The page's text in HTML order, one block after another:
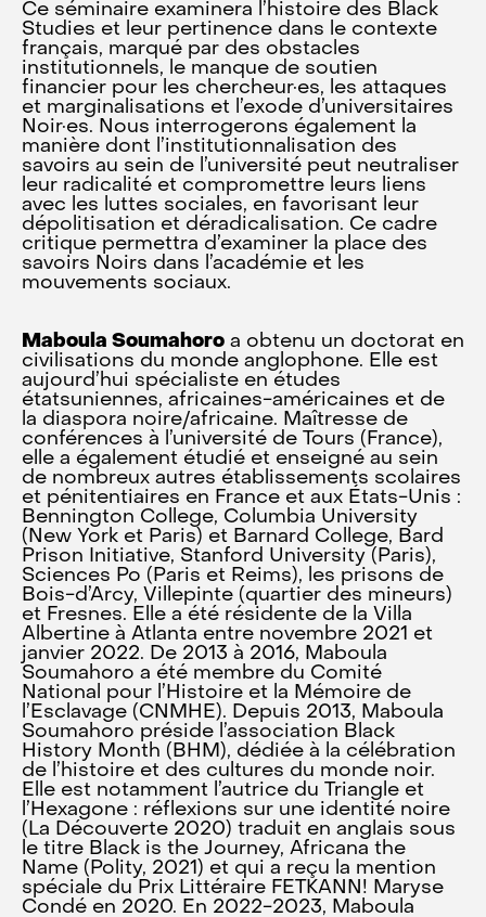
Ce séminaire examinera l’histoire des Black
Studies et leur pertinence dans le contexte
français, marqué par des obstacles
institutionnels, le manque de soutien
financier pour les chercheur·es, les attaques
et marginalisations et l’exode d’universitaires
Noir·es. Nous interrogerons également la
manière dont l’institutionnalisation des
savoirs au sein de l’université peut neutraliser
leur radicalité et compromettre leurs liens
avec les luttes sociales, en favorisant leur
dépolitisation et déradicalisation. Ce cadre
critique permettra d’examiner la place des
savoirs Noirs dans l’académie et les
mouvements sociaux.
Maboula Soumahoro a obtenu un doctorat en
civilisations du monde anglophone. Elle est
aujourd’hui spécialiste en études
étatsuniennes, africaines-américaines et de
la diaspora noire/africaine. Maîtresse de
conférences à l’université de Tours (France),
elle a également étudié et enseigné au sein
de nombreux autres établissements scolaires
et pénitentiaires en France et aux États-Unis :
Bennington College, Columbia University
(New York et Paris) et Barnard College, Bard
Prison Initiative, Stanford University (Paris),
Sciences Po (Paris et Reims), les prisons de
Bois-d’Arcy, Villepinte (quartier des mineurs)
et Fresnes. Elle a été résidente de la Villa
Albertine à Atlanta entre novembre 2021 et
janvier 2022. De 2013 à 2016, Maboula
Soumahoro a été membre du Comité
National pour l’Histoire et la Mémoire de
l’Esclavage (CNMHE). Depuis 2013, Maboula
Soumahoro préside l’association Black
History Month (BHM), dédiée à la célébration
de l’histoire et des cultures du monde noir.
Elle est notamment l’autrice du Triangle et
l’Hexagone : réflexions sur une identité noire
(La Découverte 2020) traduit en anglais sous
le titre Black is the Journey, Africana the
Name (Polity, 2021) et qui a reçu la mention
spéciale du Prix Littéraire FETKANN! Maryse
Condé en 2020. En 2022-2023, Maboula